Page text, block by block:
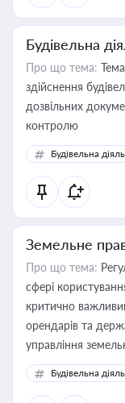
Будівельна
Про що тема:
здійснення
дозвільних
контролю
Будівельна
Земельне
Про що тема:
сфері
критично
орендарів та
управління
Будівельна